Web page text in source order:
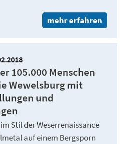
mehr erfahren
105.000 Menschen
Wewelsburg mit
und
Stil der Weserrenaissance
auf einem Bergsporn